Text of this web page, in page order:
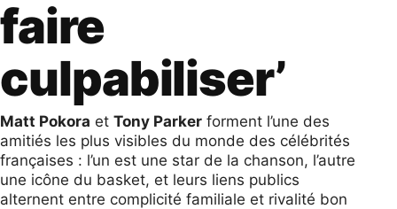
faire
culpabiliser’
Matt Pokora et Tony Parker forment l’une des
amitiés les plus visibles du monde des célébrités
françaises : l’un est une star de la chanson, l’autre
une icône du basket, et leurs liens publics
alternent entre complicité familiale et rivalité bon